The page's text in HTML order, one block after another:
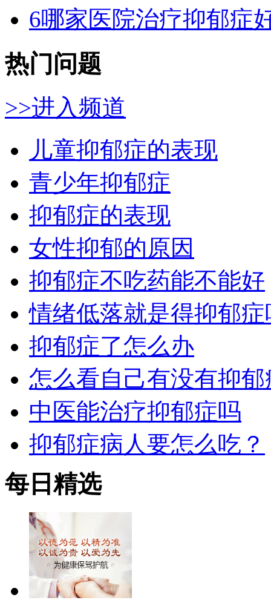
6哪家医院治疗抑郁症
热门问题
>>进入频道
儿童抑郁症的表现
青少年抑郁症
抑郁症的表现
女性抑郁的原因
抑郁症不吃药能不能好
情绪低落就是得抑郁症
抑郁症了怎么办
怎么看自己有没有抑郁
中医能治疗抑郁症吗
抑郁症病人要怎么吃？
每日精选